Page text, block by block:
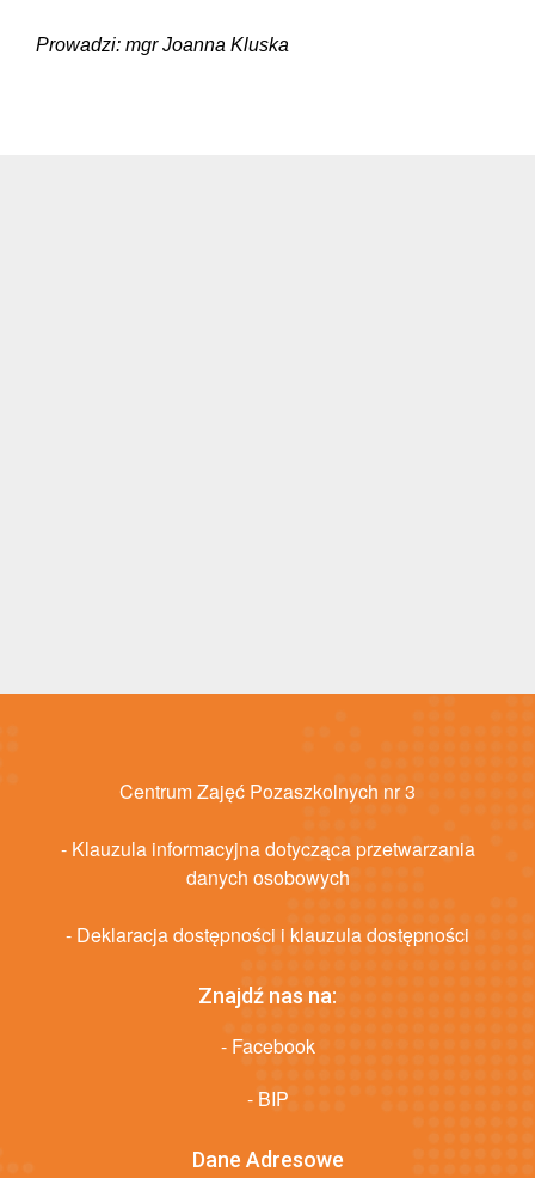
Prowadzi: mgr Joanna Kluska
Centrum Zajęć Pozaszkolnych nr 3
- Klauzula informacyjna dotycząca przetwarzania
danych osobowych
- Deklaracja dostępności i klauzula dostępności
Znajdź nas na:
- Facebook
- BIP
Dane Adresowe